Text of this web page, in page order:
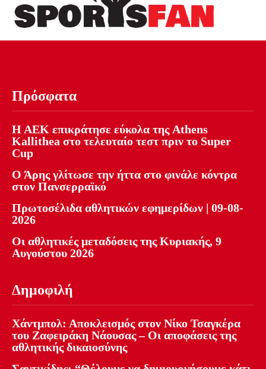
Πρόσφατα
Η ΑΕΚ επικράτησε εύκολα της Athens
Kallithea στο τελευταίο τεστ πριν το Super
Cup
Ο Άρης γλίτωσε την ήττα στο φινάλε κόντρα
στον Πανσερραϊκό
Πρωτοσέλιδα αθλητικών εφημερίδων | 09-08-
2026
Οι αθλητικές μεταδόσεις της Κυριακής, 9
Αυγούστου 2026
Δημοφιλή
Χάντμπολ: Αποκλεισμός στον Νίκο Τσαγκέρα
του Ζαφειράκη Νάουσας – Οι αποφάσεις της
αθλητικής δικαιοσύνης